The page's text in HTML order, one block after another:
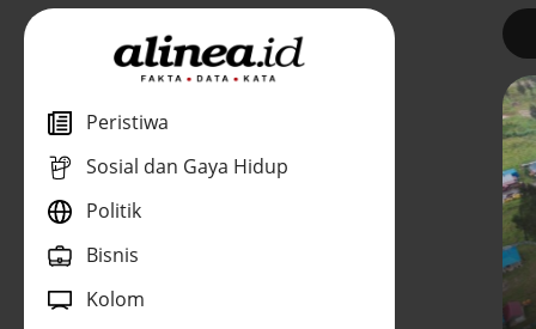
Peristiwa
Sosial dan Gaya Hidup
Politik
Bisnis
Kolom
1